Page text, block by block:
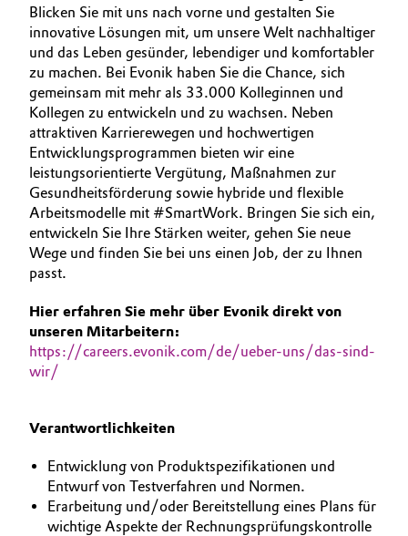
Animal Nutrition & Health
Automotive & Transportation
Battery
Building, Construction & Infrastructure
Catalysts
Chemical Industry
Coatings, Paints & Printing
Composites
Consumer Goods & Lifestyle
Electronics & Telecommunications
Energy, Environment & Utilities
Purpose
BVB Partnerschaft
Geschichte
Struktur & Organisation
Vorstand
Aufsichtsrat
Struktur
Business Lines
Weltweite Standorte
ESHQ
Governance & Compliance
Allgemeine Verkaufs- und Lieferbedingungen
(AVB)
WARUM EVONIK
AUSBILDUNG
BEWERBUNG
INTERNATIONALE ARBEITSKULTUR
Blicken Sie mit uns nach vorne und gestalten Sie
innovative Lösungen mit, um unsere Welt nachhaltiger
und das Leben gesünder, lebendiger und komfortabler
zu machen. Bei Evonik haben Sie die Chance, sich
gemeinsam mit mehr als 33.000 Kolleginnen und
Kollegen zu entwickeln und zu wachsen. Neben
attraktiven Karrierewegen und hochwertigen
Entwicklungsprogrammen bieten wir eine
leistungsorientierte Vergütung, Maßnahmen zur
Gesundheitsförderung sowie hybride und flexible
Arbeitsmodelle mit #SmartWork. Bringen Sie sich ein,
entwickeln Sie Ihre Stärken weiter, gehen Sie neue
Wege und finden Sie bei uns einen Job, der zu Ihnen
passt.
Hier erfahren Sie mehr über Evonik direkt von
unseren Mitarbeitern:
https://careers.evonik.com/de/ueber-uns/das-sind-
wir/
Verantwortlichkeiten
Entwicklung von Produktspezifikationen und
Entwurf von Testverfahren und Normen.
Erarbeitung und/oder Bereitstellung eines Plans für
wichtige Aspekte der Rechnungsprüfungskontrolle